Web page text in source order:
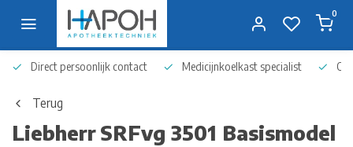
0
Direct persoonlijk contact Medicijnkoelkast specialist Op
Terug
LiebherrSRFvg 3501 Basismodel